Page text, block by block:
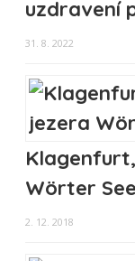
uzdravení
31. 8. 2022
Wörter See
2. 12. 2018